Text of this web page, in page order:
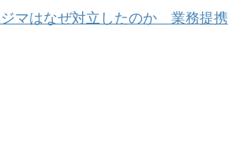
ジマはなぜ対立したのか 業務提携